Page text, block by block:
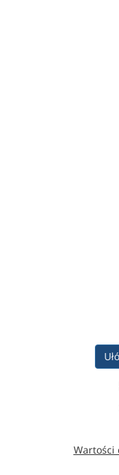
Wartości